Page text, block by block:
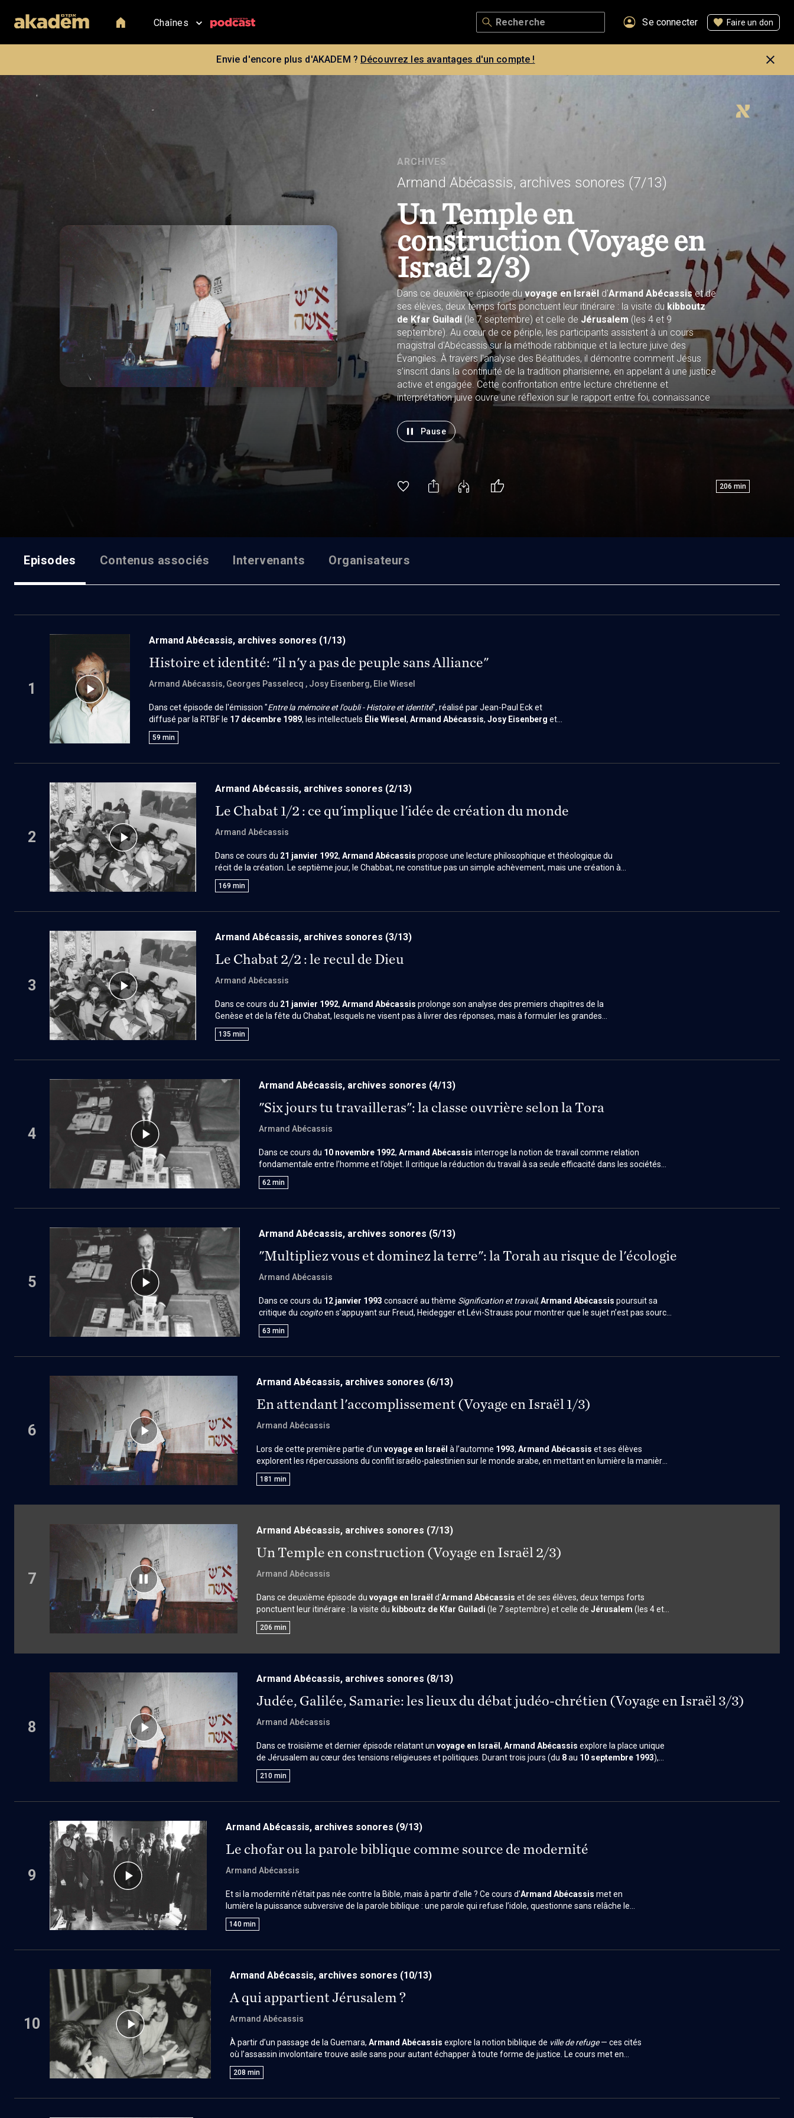
Chaînes Se connecter Faire un don
Envie d'encore plus d'AKADEM ? Découvrez les avantages d'un compte !
ARCHIVES
Armand Abécassis, archives sonores (7/13)
Un Temple en
construction (Voyage en
Israël 2/3)
Dans ce deuxième épisode du voyage en Israël d'Armand Abécassiset de
ses élèves, deux temps forts ponctuent leur itinéraire : la visite du kibboutz
de Kfar Guiladi (le 7 septembre) et celle de Jérusalem (les 4 et 9
septembre). Au cœur de ce périple, les participants assistent à un cours
magistral d'Abécassis sur la méthode rabbinique et la lecture juive des
Évangiles. À travers l'analyse des Béatitudes, il démontre comment Jésus
s’inscrit dans la continuité de la tradition pharisienne, en appelant à une justice
active et engagée. Cette confrontation entre lecture chrétienne et
interprétation juive ouvre une réflexion sur le rapport entre foi, connaissance
et responsabilité.
Armand Abécassis
, Philosophe
17 décembre 2025
Pause
206 min
Episodes Contenus associés Intervenants Organisateurs
1
Armand Abécassis, archives sonores (1/13)
Histoire et identité: "il n'y a pas de peuple sans Alliance"
Armand Abécassis, Georges Passelecq , Josy Eisenberg, Elie Wiesel
Dans cet épisode de l'émission "Entre la mémoire et l'oubli - Histoire et identité", réalisé par Jean-Paul Eck et
diffusé par la RTBF le 17 décembre 1989, les intellectuels Élie Wiesel , Armand Abécassis, Josy Eisenberg et
Georges Passelecq
rapport à la foi. L’émission défend une vision du judaïsme centrée sur la vie, la responsabilité éthique et la
59 min
2
Armand Abécassis, archives sonores (2/13)
Le Chabat 1/2 : ce qu'implique l'idée de création du monde
Armand Abécassis
Dans ce cours du 21 janvier 1992,Armand Abécassis propose une lecture philosophique et théologique du
récit de la création. Le septième jour, le Chabbat, ne constitue pas un simple achèvement, mais une création à
part entière : Dieu cesse d’agir, se retire, et par là rend possible l’émergence d’un sujet libre. Ce retrait fonde un
espace où l’homme peut exister sans être absorbé par la toute-puissance divine, et le Chabbat devient ainsi
169 min
3
Armand Abécassis, archives sonores (3/13)
Le Chabat 2/2 : le recul de Dieu
Armand Abécassis
Dans ce cours du 21 janvier 1992,Armand Abécassis prolonge son analyse des premiers chapitres de la
Genèse et de la fête du Chabat, lesquels ne visent pas à livrer des réponses, mais à formuler les grandes
interrogations constitutives de l’existence humaine. Le Chabbat occupe dans le texte biblique une fonction
décisive : il manifeste que toute relation authentique implique une limite, une retenue, une place laissée à
135 min
4
Armand Abécassis, archives sonores (4/13)
"Six jours tu travailleras": la classe ouvrière selon la Tora
Armand Abécassis
Dans ce cours du 10 novembre 1992, Armand Abécassis interroge la notion de travail comme relation
fondamentale entre l’homme et l’objet. Il critique la réduction du travail à sa seule efficacité dans les sociétés
technocratiques, au détriment de sa signification métaphysique. À travers une lecture critique du
cartésien, il montre les limites d’une philosophie fondée sur l’apparence et explore des approches alternatives,
62 min
5
Armand Abécassis, archives sonores (5/13)
"Multipliez vous et dominez la terre": la Torah au risque de l'écologie
Armand Abécassis
Dans ce cours du 12 janvier 1993 consacré au thème Signification et travail,Armand Abécassis poursuit sa
critique du cogitoen s’appuyant sur Freud, Heidegger et Lévi-Strauss pour montrer que le sujet n’est pas source
mais produit de structures. Il oppose deux approches du travail : celle de la vérité (fondée sur le savoir et la
maîtrise) et celle de la signification (fondée sur l’écoute et la responsabilité). Le travail, dès lors, ne vise plus la
63 min
6
Armand Abécassis, archives sonores (6/13)
En attendant l'accomplissement (Voyage en Israël 1/3)
Armand Abécassis
Lors de cette première partie d’un voyage en Israël à l’automne 1993,Armand Abécassiset ses élèves
explorent les répercussions du conflit israélo-palestinien sur le monde arabe, en mettant en lumière la manière
dont les récits historiques et les matériaux documentaires façonnent la mémoire collective. Dans cet épisode —
qui compile des visites ayant eu lieu du
181 min
7
Armand Abécassis, archives sonores (7/13)
Un Temple en construction (Voyage en Israël 2/3)
Armand Abécassis
Dans ce deuxième épisode duvoyage en Israël d'Armand Abécassis et de ses élèves, deux temps forts
ponctuent leur itinéraire : la visite du kibboutz de Kfar Guiladi(le 7 septembre) et celle deJérusalem (les 4 et
9 septembre). Au cœur de ce périple, les participants assistent à un cours magistral d'Abécassis sur la méthode
rabbinique et la lecture juive des Évangiles. À travers l'analyse des Béatitudes, il démontre comment Jésus
confrontation entre lecture chrétienne et interprétation juive ouvre une réflexion sur le rapport entre foi,
206 min
8
Armand Abécassis, archives sonores (8/13)
Judée, Galilée, Samarie: les lieux du débat judéo-chrétien (Voyage en Israël 3/3)
Armand Abécassis
Dans ce troisième et dernier épisode relatant unvoyage en Israël,Armand Abécassis explore la place unique
de Jérusalem au cœur des tensions religieuses et politiques. Durant trois jours (du 8au 10 septembre 1993),
les participants retracent les fractures entre juifs laïcs et religieux, la montée de l’extrémisme, et la
redécouverte d’une identité juive. Abécassis plaide pour faire de Jérusalem un pôle spirituel mondial, capable
210 min
9
Armand Abécassis, archives sonores (9/13)
Le chofar ou la parole biblique comme source de modernité
Armand Abécassis
Et si la modernité n'était pas née contre la Bible, mais à partir d’elle ? Ce cours d'Armand Abécassis met en
lumière la puissance subversive de la parole biblique : une parole qui refuse l’idole, questionne sans relâche le
pouvoir, et place l’humain face à sa responsabilité. À l’opposé d’un texte figé, la Bible parle encore — comme un
chofar, ce cri brut qui fait irruption dans le langage et réveille les consciences.
140 min
10
Armand Abécassis, archives sonores (10/13)
A qui appartient Jérusalem ?
Armand Abécassis
À partir d’un passage de la Guemara,Armand Abécassis explore la notion biblique de ville de refuge— ces cités
où l’assassin involontaire trouve asile sans pour autant échapper à toute forme de justice. Le cours met en
lumière le raffinement éthique de la Torah, qui ne distingue pas faute volontaire et involontaire : toute mort
appelle à réparation. S’ouvre alors une réflexion profonde sur notre propre société, protégée par ses institutions
208 min